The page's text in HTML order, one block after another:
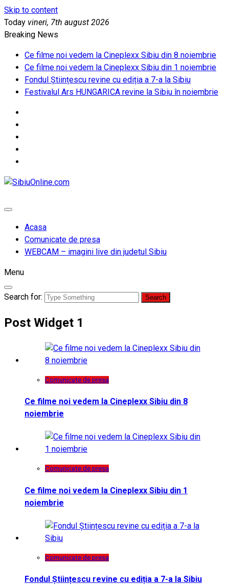
Skip to content
Today vineri, 7th august 2026
Breaking News
Ce filme noi vedem la Cineplexx Sibiu din 8 noiembrie
Ce filme noi vedem la Cineplexx Sibiu din 1 noiembrie
Fondul Științescu revine cu ediția a 7-a la Sibiu
Festivalul Ars HUNGARICA revine la Sibiu în noiembrie
Acasa
Comunicate de presa
WEBCAM – imagini live din judetul Sibiu
Menu
Search for:
Post Widget 1
Comunicate de presa
Ce filme noi vedem la Cineplexx Sibiu din 8
noiembrie
Comunicate de presa
Ce filme noi vedem la Cineplexx Sibiu din 1
noiembrie
Comunicate de presa
Fondul Științescu revine cu ediția a 7-a la Sibiu